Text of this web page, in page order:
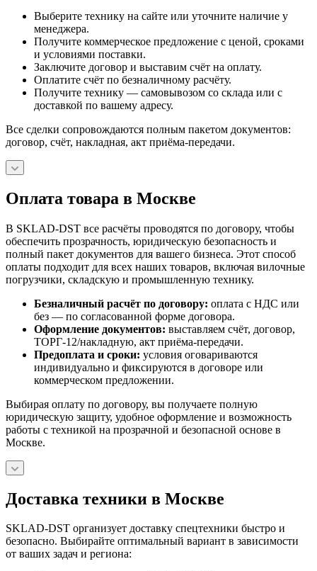
Выберите технику на сайте или уточните наличие у
менеджера.
Получите коммерческое предложение с ценой, сроками
и условиями поставки.
Заключите договор и выставим счёт на оплату.
Оплатите счёт по безналичному расчёту.
Получите технику — самовывозом со склада или с
доставкой по вашему адресу.
Все сделки сопровождаются полным пакетом документов:
договор, счёт, накладная, акт приёма-передачи.
Оплата товара в Москве
В SKLAD-DST все расчёты проводятся по договору, чтобы
обеспечить прозрачность, юридическую безопасность и
полный пакет документов для вашего бизнеса. Этот способ
оплаты подходит для всех наших товаров, включая вилочные
погрузчики, складскую и промышленную технику.
Безналичный расчёт по договору: оплата с НДС или
без — по согласованной форме договора.
Оформление документов: выставляем счёт, договор,
ТОРГ-12/накладную, акт приёма-передачи.
Предоплата и сроки: условия оговариваются
индивидуально и фиксируются в договоре или
коммерческом предложении.
Выбирая оплату по договору, вы получаете полную
юридическую защиту, удобное оформление и возможность
работы с техникой на прозрачной и безопасной основе в
Москве.
Доставка техники в Москве
SKLAD-DST организует доставку спецтехники быстро и
безопасно. Выбирайте оптимальный вариант в зависимости
от ваших задач и региона: